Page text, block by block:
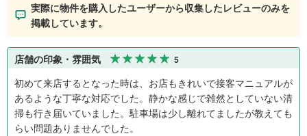
実際に物件を購入したユーザーから収集したレビューのみを
掲載しています。
店舗の印象・雰囲気 5
初めて来店するとなった時は、お店もきれいで接客マニュアルが
あるような丁寧な対応でした。静かな感じで雑然としていない清
掃も行き届いていました。駐車場は少し離れてましたが教えても
らい問題ありませんでした。